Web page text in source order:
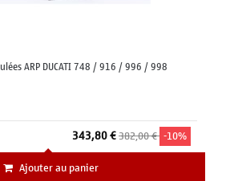
ARP DUCATI 748 / 916 / 996 / 998
343,80 €382,00 € -10%
Ajouter au panier